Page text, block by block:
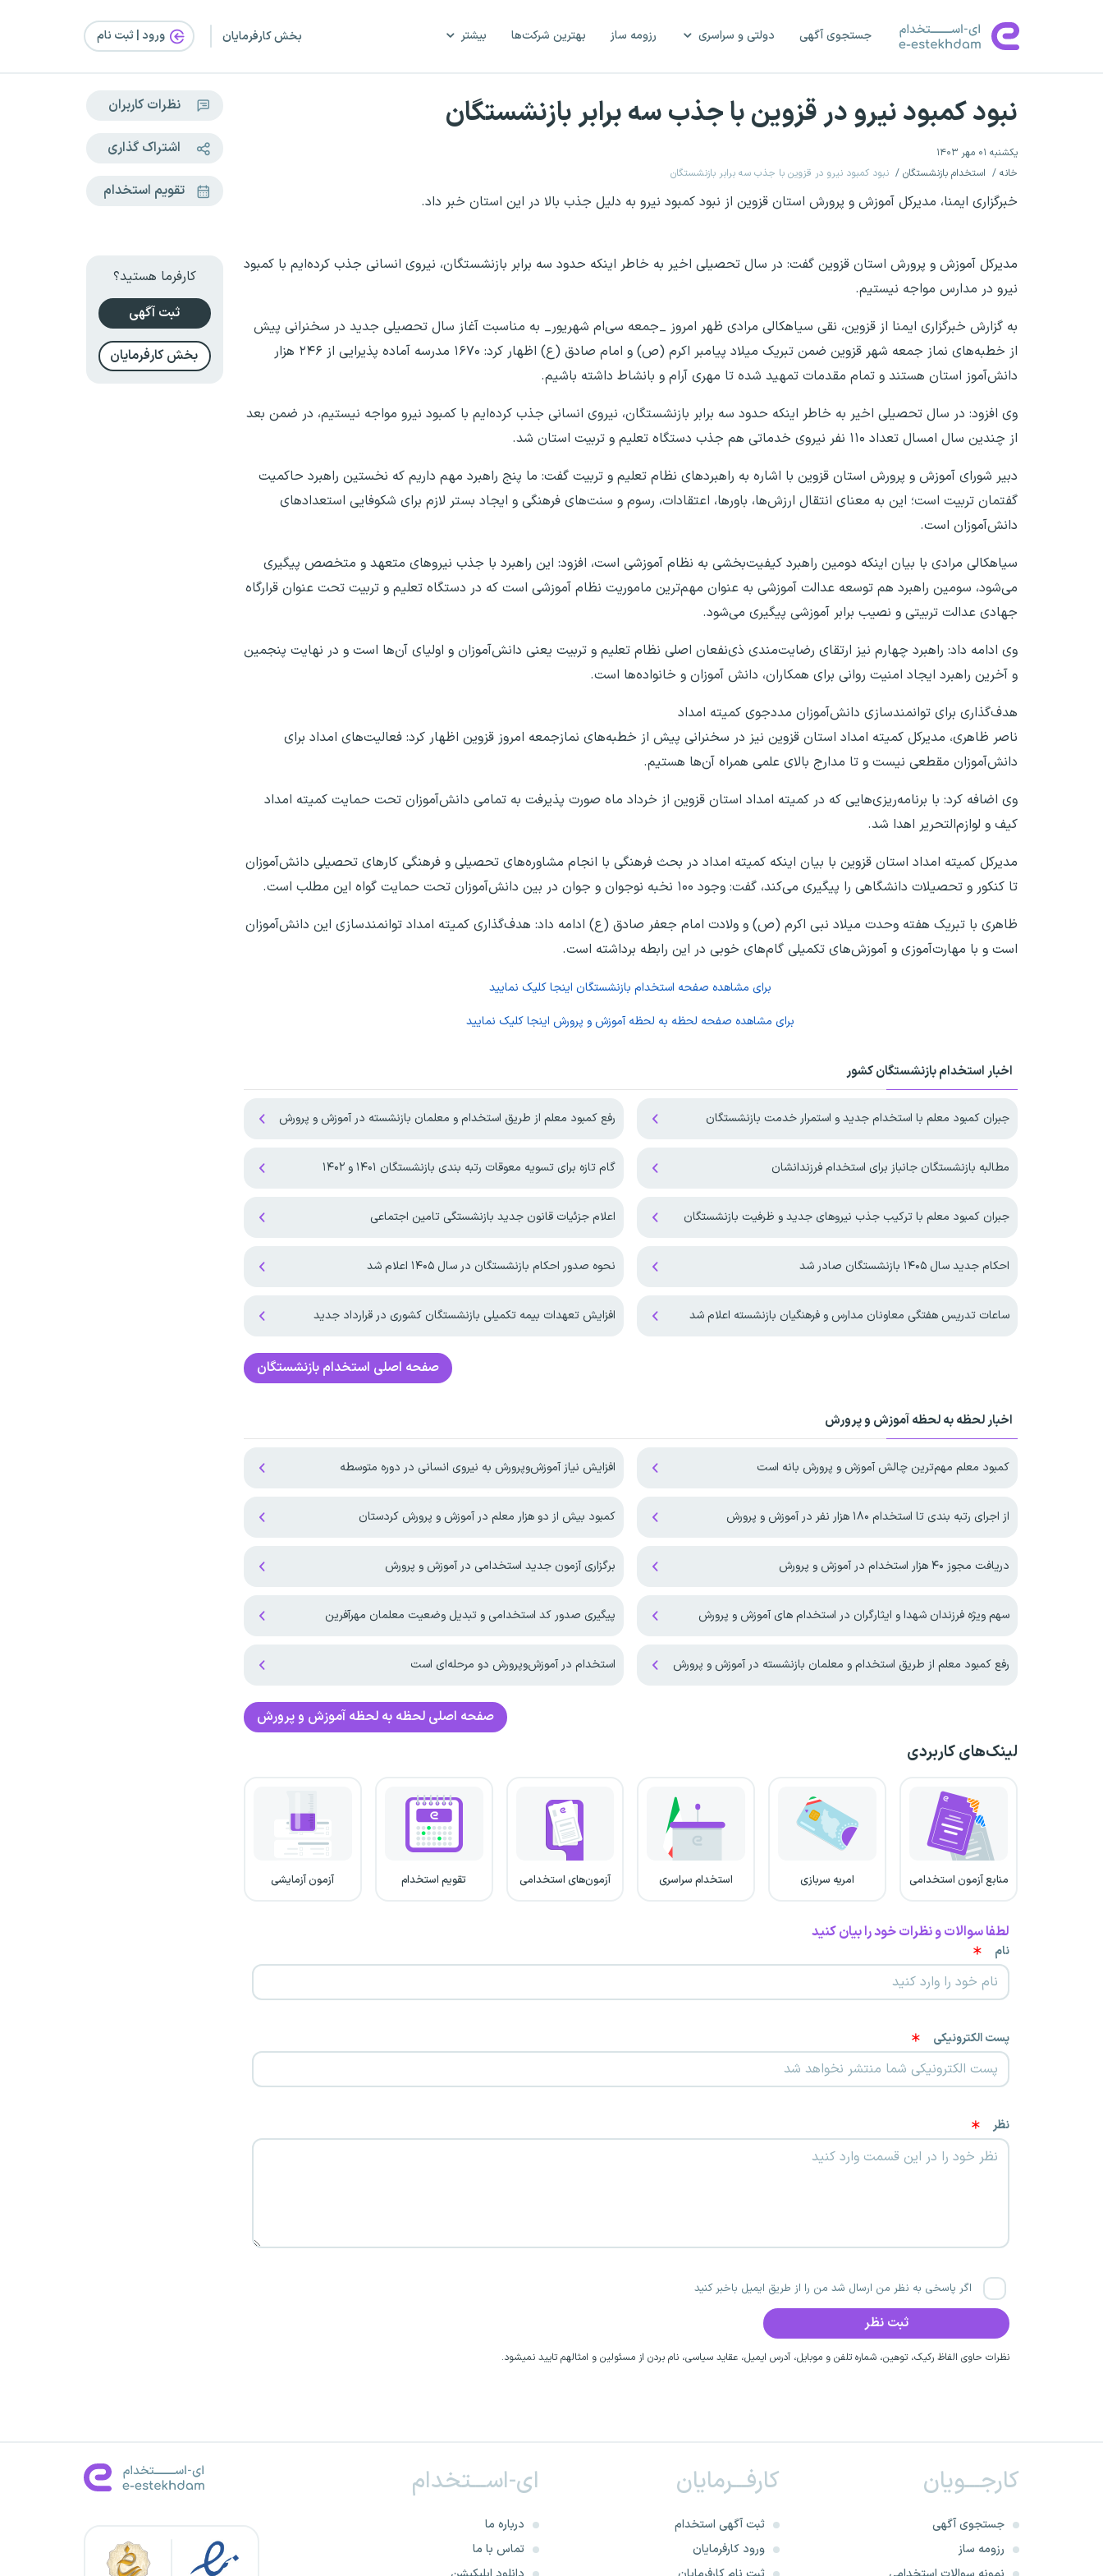
جستجوی آگهی دولتی و سراسری رزومه ساز بهترین شرکت‌ها بیشتر بخش کارفرمایان ورود | ثبت‌ نام
نبود کمبود نیرو در قزوین با جذب سه برابر بازنشستگان
یکشنبه ۰۱ مهر ۱۴۰۳
خانه
استخدام بازنشستگان نبود کمبود نیرو در قزوین با جذب سه برابر بازنشستگان
خبرگزاری ایمنا، مدیرکل آموزش و پرورش استان قزوین از نبود کمبود نیرو به دلیل جذب بالا در این استان خبر داد.
مدیرکل آموزش و پرورش استان قزوین گفت: در سال تحصیلی اخیر به خاطر اینکه حدود سه برابر بازنشستگان، نیروی انسانی جذب کرده‌ایم با کمبود
نیرو در مدارس مواجه نیستیم.
به گزارش خبرگزاری ایمنا از قزوین، نقی سیاهکالی مرادی ظهر امروز _جمعه سی‌ام شهریور_ به مناسبت آغاز سال تحصیلی جدید در سخنرانی پیش
از خطبه‌های نماز جمعه شهر قزوین ضمن تبریک میلاد پیامبر اکرم (ص) و امام صادق (ع) اظهار کرد: ۱۶۷۰ مدرسه آماده پذیرایی از ۲۴۶ هزار
دانش‌آموز استان هستند و تمام مقدمات تمهید شده تا مهری آرام و بانشاط داشته باشیم.
وی افزود: در سال تحصیلی اخیر به خاطر اینکه حدود سه برابر بازنشستگان، نیروی انسانی جذب کرده‌ایم با کمبود نیرو مواجه نیستیم، در ضمن بعد
از چندین سال امسال تعداد ۱۱۰ نفر نیروی خدماتی هم جذب دستگاه تعلیم و تربیت استان شد.
دبیر شورای آموزش و پرورش استان قزوین با اشاره به راهبردهای نظام تعلیم و تربیت گفت: ما پنج راهبرد مهم داریم که نخستین راهبرد حاکمیت
گفتمان تربیت است؛ این به معنای انتقال ارزش‌ها، باورها، اعتقادات، رسوم و سنت‌های فرهنگی و ایجاد بستر لازم برای شکوفایی استعدادهای
دانش‌آموزان است.
سیاهکالی مرادی با بیان اینکه دومین راهبرد کیفیت‌بخشی به نظام آموزشی است، افزود: این راهبرد با جذب نیروهای متعهد و متخصص پیگیری
می‌شود، سومین راهبرد هم توسعه عدالت آموزشی به عنوان مهم‌ترین ماموریت نظام آموزشی است که در دستگاه تعلیم و تربیت تحت عنوان قرارگاه
جهادی عدالت تربیتی و نصیب برابر آموزشی پیگیری می‌شود.
وی ادامه داد: راهبرد چهارم نیز ارتقای رضایت‌مندی ذی‌نفعان اصلی نظام تعلیم و تربیت یعنی دانش‌آموزان و اولیای آن‌ها است و در نهایت پنجمین
و آخرین راهبرد ایجاد امنیت روانی برای همکاران، دانش آموزان و خانواده‌ها است.
هدف‌گذاری برای توانمندسازی دانش‌آموزان مددجوی کمیته امداد
ناصر ظاهری، مدیرکل کمیته امداد استان قزوین نیز در سخنرانی پیش از خطبه‌های نمازجمعه امروز قزوین اظهار کرد: فعالیت‌های امداد برای
دانش‌آموزان مقطعی نیست و تا مدارج بالای علمی همراه آن‌ها هستیم.
وی اضافه کرد: با برنامه‌ریزی‌هایی که در کمیته امداد استان قزوین از خرداد ماه صورت پذیرفت به تمامی دانش‌آموزان تحت حمایت کمیته امداد
کیف و لوازم‌التحریر اهدا شد.
مدیرکل کمیته امداد استان قزوین با بیان اینکه کمیته امداد در بحث فرهنگی با انجام مشاوره‌های تحصیلی و فرهنگی کارهای تحصیلی دانش‌آموزان
تا کنکور و تحصیلات دانشگاهی را پیگیری می‌کند، گفت: وجود ۱۰۰ نخبه نوجوان و جوان در بین دانش‌آموزان تحت حمایت گواه این مطلب است.
ظاهری با تبریک هفته وحدت میلاد نبی اکرم (ص) و ولادت امام جعفر صادق (ع) ادامه داد: هدف‌گذاری کمیته امداد توانمندسازی این دانش‌آموزان
است و با مهارت‌آموزی و آموزش‌های تکمیلی گام‌های خوبی در این رابطه برداشته است.
برای مشاهده صفحه استخدام بازنشستگان اینجا کلیک نمایید
برای مشاهده صفحه لحظه به لحظه آموزش و پرورش اینجا کلیک نمایید
اخبار استخدام بازنشستگان کشور
جبران کمبود معلم با استخدام جدید و استمرار خدمت بازنشستگان رفع کمبود معلم از طریق استخدام و معلمان بازنشسته در آموزش و پرورش
مطالبه بازنشستگان جانباز برای استخدام فرزندانشان گام تازه برای تسویه معوقات رتبه بندی بازنشستگان ۱۴۰۱ و ۱۴۰۲
جبران کمبود معلم با ترکیب جذب نیروهای جدید و ظرفیت بازنشستگان اعلام جزئیات قانون جدید بازنشستگی تامین اجتماعی
احکام جدید سال ۱۴۰۵ بازنشستگان صادر شد نحوه صدور احکام بازنشستگان در سال ۱۴۰۵ اعلام شد
ساعات تدریس هفتگی معاونان مدارس و فرهنگیان بازنشسته اعلام شد افزایش تعهدات بیمه‌ تکمیلی بازنشستگان کشوری در قرارداد جدید
صفحه اصلی استخدام بازنشستگان
اخبار لحظه به لحظه آموزش و پرورش
کمبود معلم مهم‌ترین چالش آموزش و پرورش بانه است افزایش نیاز آموزش‌وپرورش به نیروی انسانی در دوره متوسطه
از اجرای رتبه بندی تا استخدام ۱۸۰ هزار نفر در آموزش و پرورش کمبود بیش از دو هزار معلم در آموزش و پرورش کردستان
دریافت مجوز ۴۰ هزار استخدام در آموزش و پرورش برگزاری آزمون جدید استخدامی در آموزش و پرورش
سهم ویژه فرزندان شهدا و ایثارگران در استخدام های آموزش و پرورش پیگیری صدور کد استخدامی و تبدیل وضعیت معلمان مهرآفرین
رفع کمبود معلم از طریق استخدام و معلمان بازنشسته در آموزش و پرورش استخدام در آموزش‌و‌پرورش دو مرحله‌ای است
صفحه اصلیلحظه به لحظه آموزش و پرورش
لینک‌های کاربردی
منابع آزمون استخدامی امریه سربازی استخدام سراسری آزمون‌های استخدامی تقویم استخدام آزمون آزمایشی
لطفا سوالات و نظرات خود را بیان کنید
نام
پست الکترونیکی
نظر
اگر پاسخی به نظر من ارسال شد من را از طریق ایمیل باخبر کنید
نظرات حاوی الفاظ رکیک، توهین، شماره تلفن و موبایل، آدرس ایمیل، عقاید سیاسی، نام بردن از مسئولین و امثالهم تایید نمیشود.
نظرات کاربران
اشتراک گذاری
تقویم استخدام
کارفرما هستید؟
ثبت آگهی
بخش کارفرمایان
کارجـــویان
جستجوی آگهی
رزومه ساز
کارفـــرمایان
ثبت آگهی استخدام
ورود کارفرمایان
ای-اســـتخدام
درباره ما
تماس با ما